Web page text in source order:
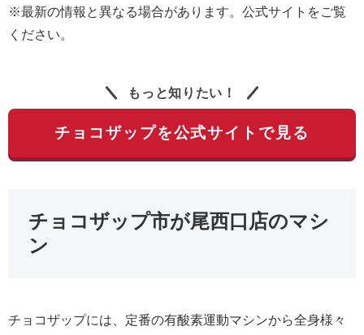
※最新の情報と異なる場合があります。公式サイトをご覧
ください。
もっと知りたい！
チョコザップを公式サイトで見る
チョコザップ市が尾西口店のマシ
ン
チョコザップには、定番の有酸素運動マシンから全身様々